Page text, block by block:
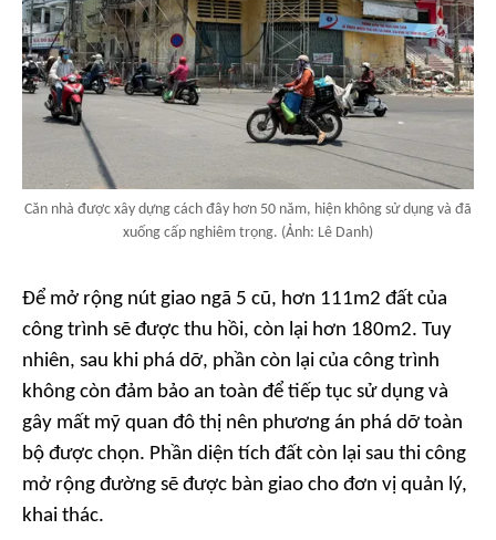
Căn nhà được xây dựng cách đây hơn 50 năm, hiện không sử dụng và đã
xuống cấp nghiêm trọng. (Ảnh: Lê Danh)
Để mở rộng nút giao ngã 5 cũ, hơn 111m2 đất của
công trình sẽ được thu hồi, còn lại hơn 180m2. Tuy
nhiên, sau khi phá dỡ, phần còn lại của công trình
không còn đảm bảo an toàn để tiếp tục sử dụng và
gây mất mỹ quan đô thị nên phương án phá dỡ toàn
bộ được chọn. Phần diện tích đất còn lại sau thi công
mở rộng đường sẽ được bàn giao cho đơn vị quản lý,
khai thác.